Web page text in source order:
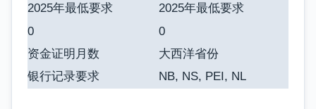
2025年最低要求
2025年最低要求
0
资金证明月数
银行记录要求
0
大西洋省份
NB, NS, PEI, NL